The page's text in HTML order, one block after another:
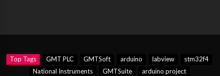
Top Tags GMT PLC GMTSoft arduino labview
stm32f4
National Instruments
GMTSuite
arduino project